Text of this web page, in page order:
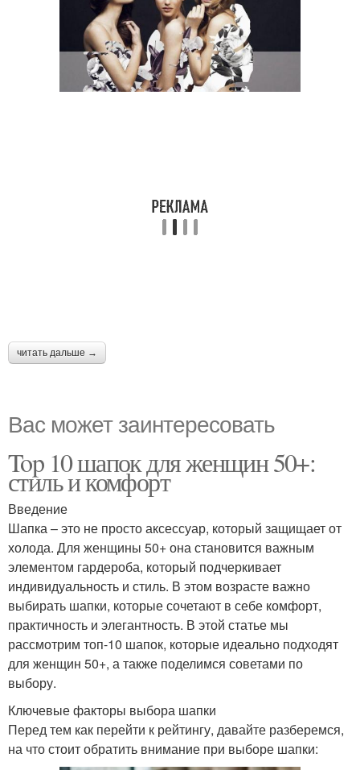
читать дальше →
Вас может заинтересовать
Top 10 шапок для женщин 50+:
стиль и комфорт
Введение
Шапка – это не просто аксессуар, который защищает от
холода. Для женщины 50+ она становится важным
элементом гардероба, который подчеркивает
индивидуальность и стиль. В этом возрасте важно
выбирать шапки, которые сочетают в себе комфорт,
практичность и элегантность. В этой статье мы
рассмотрим топ-10 шапок, которые идеально подходят
для женщин 50+, а также поделимся советами по
выбору.
Ключевые факторы выбора шапки
Перед тем как перейти к рейтингу, давайте разберемся,
на что стоит обратить внимание при выборе шапки: